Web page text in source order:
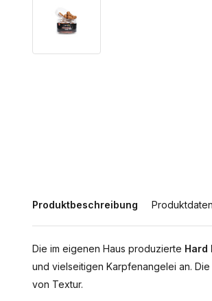
Produktbeschreibung Produktdaten
Die im eigenen Haus produzierte Hard
und vielseitigen Karpfenangelei an.
von Textur.